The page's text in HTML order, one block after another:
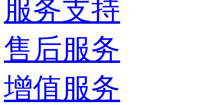
服务支持
售后服务
增值服务